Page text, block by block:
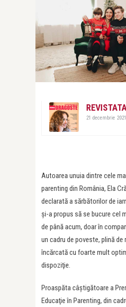
21 decembrie
Autoarea unuia dintre cele
parenting din România, Ela
declarată a sărbătorilor de
şi-a propus să se bucure cel
de până acum, doar în
un cadru de poveste, plină
încărcată cu foarte mult
dispoziţie.
Proaspăta câştigătoare a
Educaţie în Parenting, din